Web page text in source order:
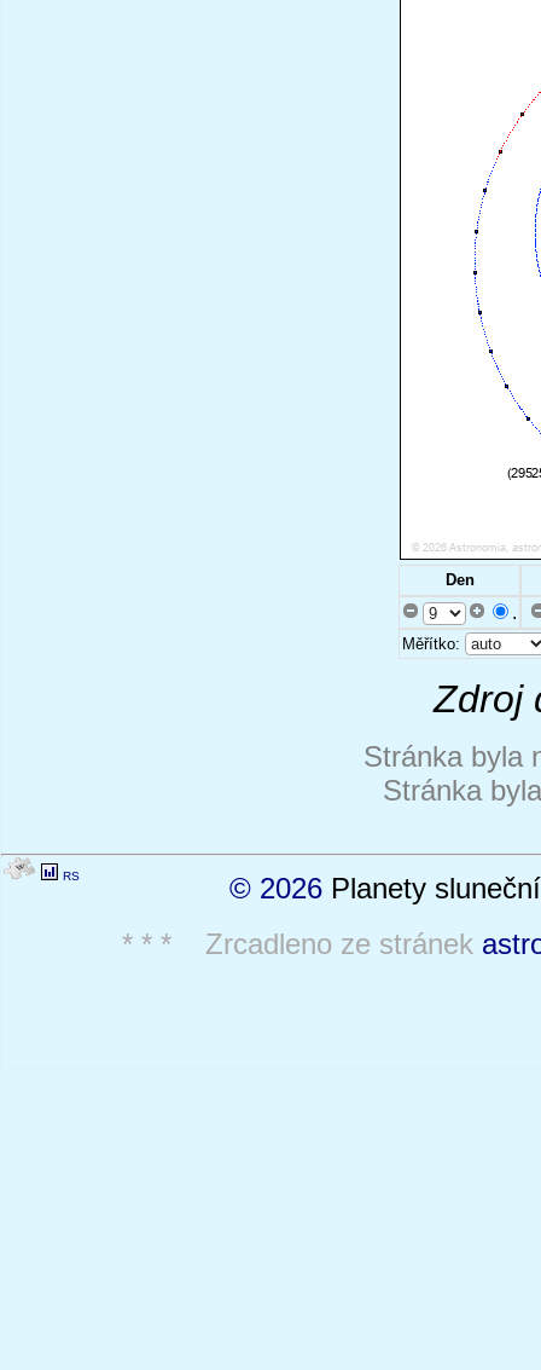
Den
.
Měřítko:
Zdroj
Stránka byla
Stránka
RS © 2026 Planety
* * * Zrcadleno ze stránek